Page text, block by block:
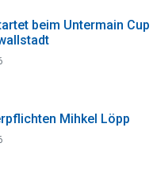
beim Untermain Cup
Mihkel Löpp